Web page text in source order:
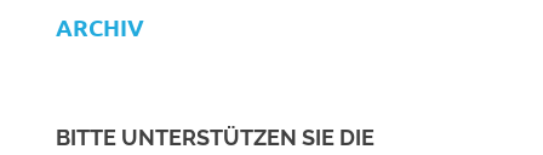
ARCHIV
BITTE UNTERSTÜTZEN SIE DIE